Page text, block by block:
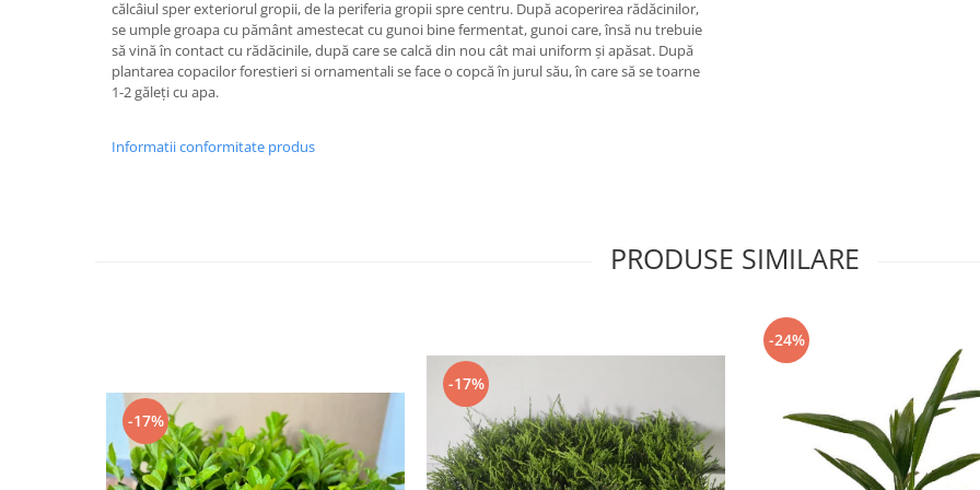
călcâiul sper exteriorul gropii, de la periferia gropii spre centru. După acoperirea rădăcinilor,
se umple groapa cu pământ amestecat cu gunoi bine fermentat, gunoi care, însă nu trebuie
să vină în contact cu rădăcinile, după care se calcă din nou cât mai uniform și apăsat. După
plantarea copacilor forestieri si ornamentali se face o copcă în jurul său, în care să se toarne
1-2 găleți cu apa.
Informatii conformitate produs
PRODUSE SIMILARE
-17%
-17%
-24%